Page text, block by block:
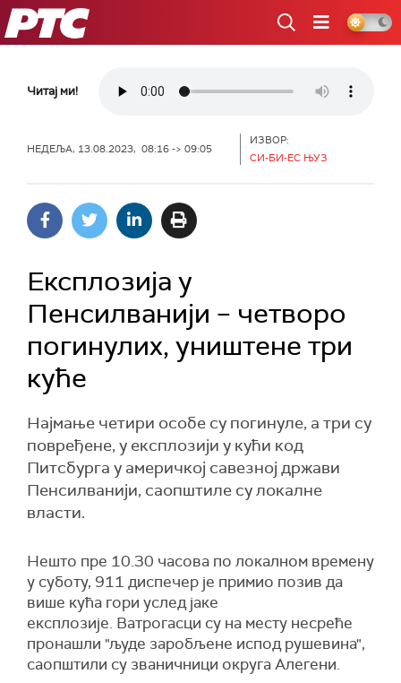
РТС
Читај ми!
НЕДЕЉА, 13.08.2023, 08:16 -> 09:05
ИЗВОР:
СИ-БИ-ЕС ЊУЗ
Експлозија у
Пенсилванији – четворо
погинулих, уништене три
куће
Најмање четири особе су погинуле, а три су
повређене, у експлозији у кући код
Питсбурга у америчкој савезној држави
Пенсилванији, саопштиле су локалне
власти.
Нешто пре 10.30 часова по локалном времену
у суботу, 911 диспечер је примио позив да
више кућа гори услед јаке
експлозије. Ватрогасци су на месту несреће
пронашли "људе заробљене испод рушевина",
саопштили су званичници округа Алегени.